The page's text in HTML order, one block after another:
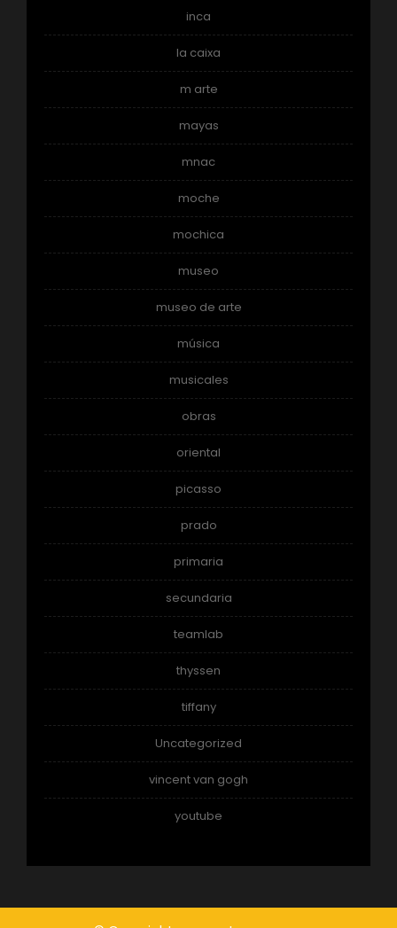
inca
la caixa
m arte
mayas
mnac
moche
mochica
museo
museo de arte
música
musicales
obras
oriental
picasso
prado
primaria
secundaria
teamlab
thyssen
tiffany
Uncategorized
vincent van gogh
youtube